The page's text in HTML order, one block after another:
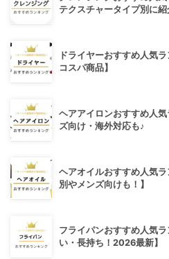
テクスチャータイプ別に紹
ドライヤーおすすめ人気
コスパ商品】
ヘアアイロンおすすめ人
ズ向け・海外対応も♪
ヘアオイルおすすめ人気
別やメンズ向けも！】
フライパンおすすめ人気
い・長持ち！2026最新】